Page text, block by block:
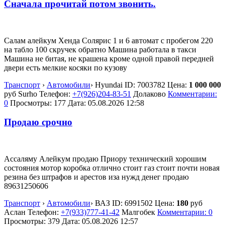
Сначала прочитай потом звонить.
Салам алейкум Хенда Солярис 1 и 6 автомат с пробегом 220
на табло 100 скручек обратно Машина работала в такси
Машина не битая, не крашена кроме одной правой передней
двери есть мелкие косяки по кузову
Транспорт › Автомобили› Hyundai ID: 7003782 Цена: 1 000 000
руб Surho Телефон: +7(926)204-83-51 Долаково Комментарии:
0 Просмотры: 177 Дата: 05.08.2026 12:58
Продаю срочно
Ассаляму Алейкум продаю Приору технический хорошим
состояния мотор коробка отлично стоит газ стоит почти новая
резина без штрафов и арестов иза нужд денег продаю
89631250606
Транспорт › Автомобили› ВАЗ ID: 6991502 Цена: 180 руб
Аслан Телефон: +7(933)777-41-42 Малгобек Комментарии: 0
Просмотры: 379 Дата: 05.08.2026 12:57